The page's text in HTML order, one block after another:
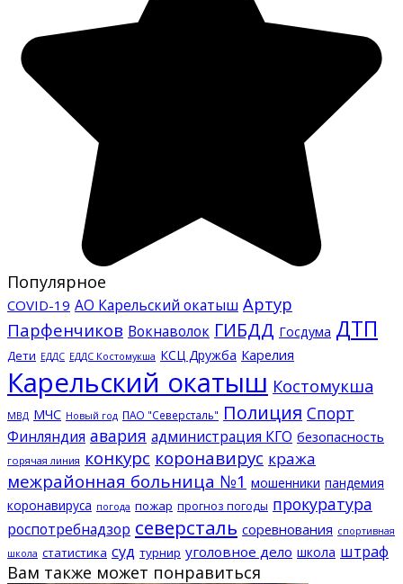
Популярное
COVID-19 АО Карельский окатыш Артур
Парфенчиков Вокнаволок ГИБДД Госдума ДТП
Дети ЕДДС ЕДДС Костомукша КСЦ Дружба Карелия
Карельский окатыш Костомукша
МВД МЧС Новый год ПАО "Северсталь" Полиция Спорт
Финляндия авария администрация КГО безопасность
горячая линия конкурс коронавирус кража
межрайонная больница №1 мошенники пандемия
коронавируса погода пожар прогноз погоды прокуратура
роспотребнадзор северсталь соревнования спортивная
школа статистика суд турнир уголовное дело школа штраф
Вам также может понравиться